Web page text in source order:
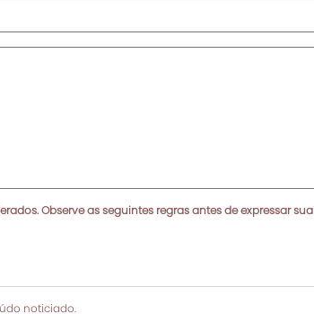
Observe as seguintes regras antes de expressar sua
noticiado.